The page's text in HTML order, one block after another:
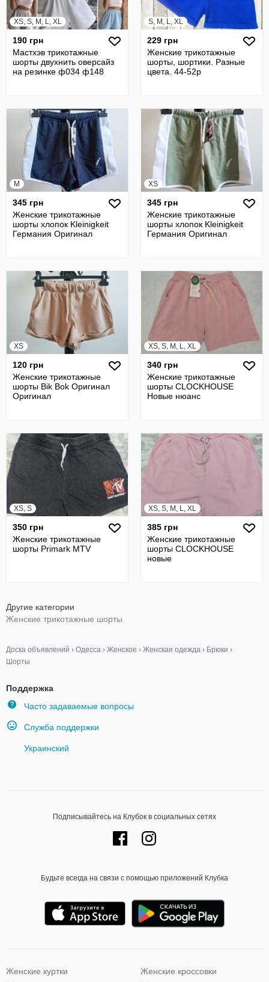
XS, S, M, L, XL
190 грн
Мастхэв трикотажные
шорты двухнить оверсайз
на резинке ф034 ф148
S, M, L, XL
229 грн
Женские трикотажные
шорты, шортики. Разные
цвета. 44-52р
M
345 грн
Женские трикотажные
шорты хлопок Kleinigkeit
Германия Оригинал
XS
345 грн
Женские трикотажные
шорты хлопок Kleinigkeit
Германия Оригинал
XS
120 грн
Женские трикотажные
шорты Bik Bok Оригинал
Оригинал
XS, S, M, L, XL
340 грн
Женские трикотажные
шорты CLOCKHOUSE
Новые нюанс
XS, S
350 грн
Женские трикотажные
шорты Primark MTV
XS, S, M, L, XL
385 грн
Женские трикотажные
шорты CLOCKHOUSE
новые
Другие категории
Женские трикотажные шорты
Доска объявлений › Одесса › Женское › Женская одежда › Брюки ›
Шорты
Поддержка
Часто задаваемые вопросы
Служба поддержки
Украинский
Подписывайтесь на Клубок в социальных сетях
Будьте всегда на связи с помощью приложений Клубка
Женские куртки
Женские кроссовки